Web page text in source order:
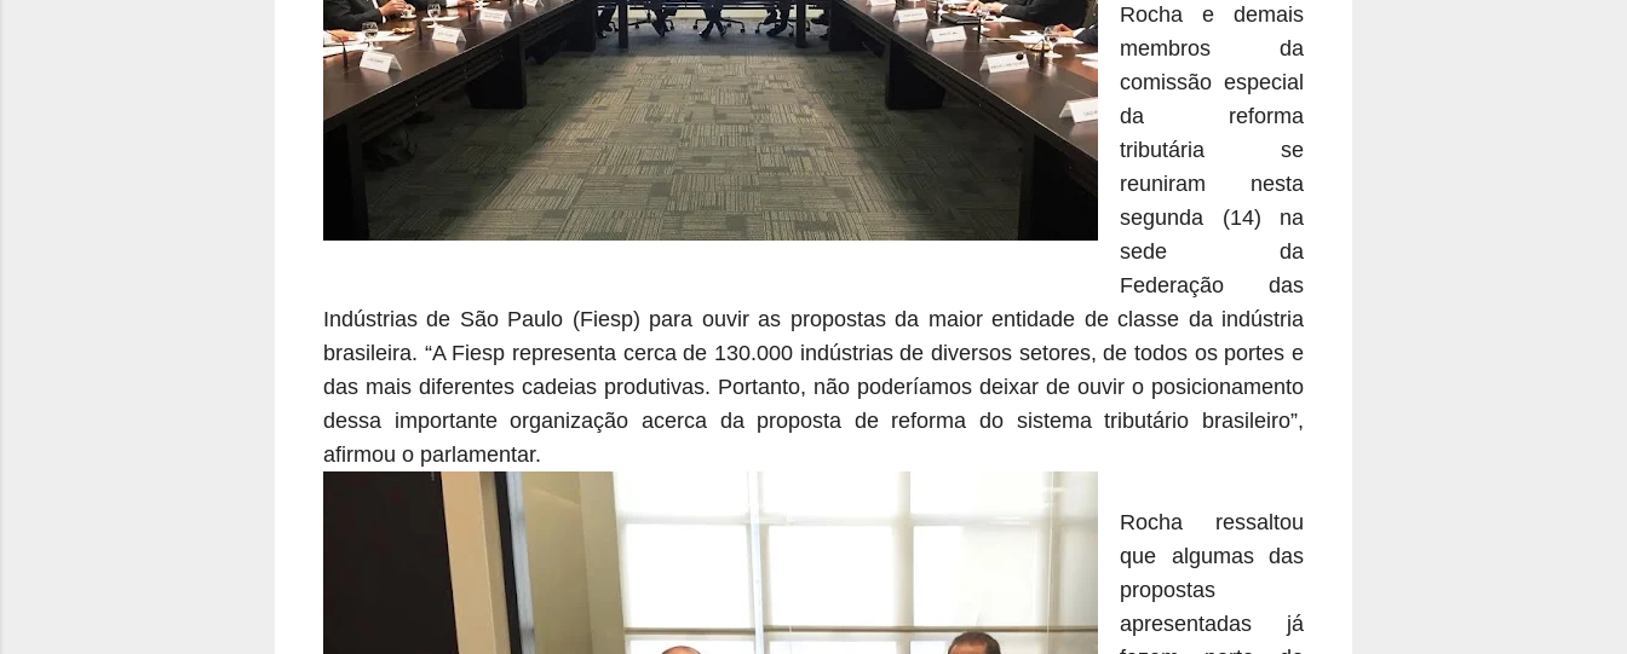
Rocha e demais
membros da
comissão especial
da reforma
tributária se
reuniram nesta
segunda (14) na
sede da
Federação das
Indústrias de São Paulo (Fiesp) para ouvir as propostas da maior entidade de classe da indústria
brasileira. “A Fiesp representa cerca de 130.000 indústrias de diversos setores, de todos os portes e
das mais diferentes cadeias produtivas. Portanto, não poderíamos deixar de ouvir o posicionamento
dessa importante organização acerca da proposta de reforma do sistema tributário brasileiro”,
afirmou o parlamentar.
Rocha ressaltou
que algumas das
propostas
apresentadas já